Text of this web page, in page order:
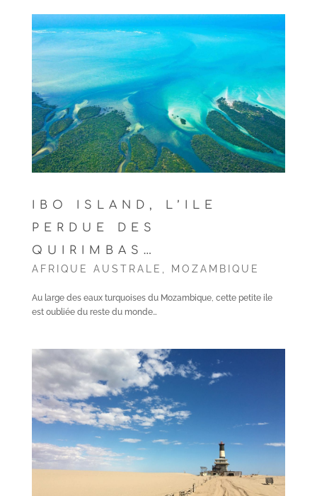
IBO ISLAND, L’ILE
PERDUE DES
QUIRIMBAS…
AFRIQUE AUSTRALE MOZAMBIQUE
Au large des eaux turquoises du Mozambique, cette petite ile
est oubliée du reste du monde…